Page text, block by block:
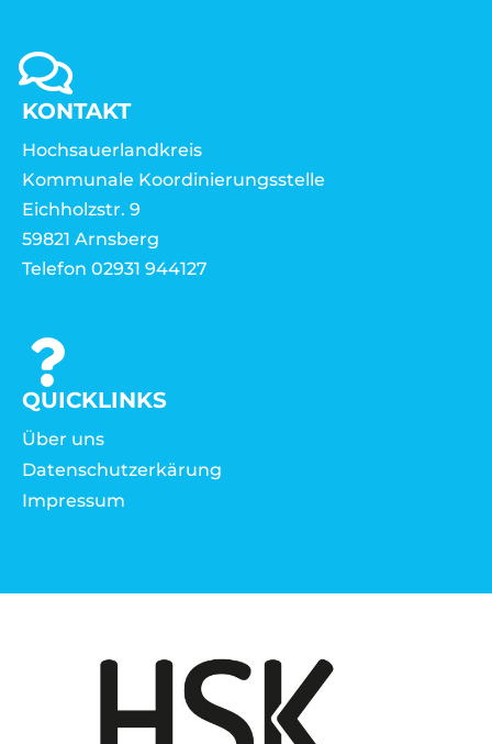
KONTAKT
Hochsauerlandkreis
Kommunale Koordinierungsstelle
Eichholzstr. 9
59821 Arnsberg
Telefon 02931 944127
QUICKLINKS
Über uns
Datenschutzerkärung
Impressum